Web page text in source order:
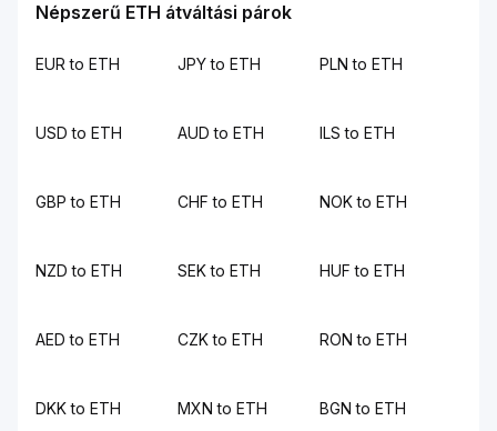
Népszerű ETH átváltási párok
EUR to ETH JPY to ETH PLN to ETH
USD to ETH AUD to ETH ILS to ETH
GBP to ETH CHF to ETH NOK to ETH
NZD to ETH SEK to ETH HUF to ETH
AED to ETH CZK to ETH RON to ETH
DKK to ETH MXN to ETH BGN to ETH